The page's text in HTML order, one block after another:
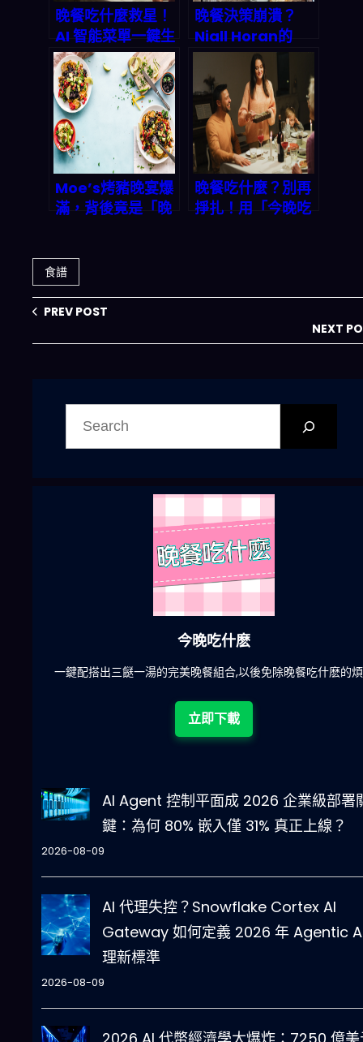
晚餐吃什麼救星！
AI 智能菜單一鍵生
成「三餸一湯」，
解決每日料理煩惱
晚餐決策崩潰？
Niall Horan的
《Dinner
Party》唱出你的
心聲，但真正救星
是這款App
Moe’s烤豬晚宴爆
滿，背後竟是「晚
的廚房
晚餐吃什麼？別再
掙扎！用「今晚吃
食譜
PREV POST
NEXT
今晚吃什麽
一鍵配搭出三餸一湯的完美晚餐組合,以後免除晚餐吃什麽的
立即下載
AI Agent 控制平面成 2026 企業級部署
鍵：為何 80% 嵌入僅 31% 真正上線？
2026-08-09
AI 代理失控？Snowflake Cortex AI
Gateway 如何定義 2026 年 Agentic
理新標準
2026-08-09